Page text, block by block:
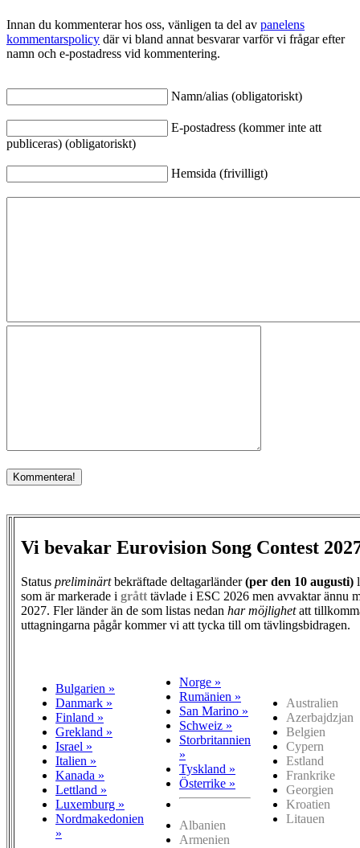
Innan du kommenterar hos oss, vänligen ta del av panelens
kommentarspolicy där vi bland annat besvarar varför vi frågar efter
namn och e-postadress vid kommentering.
Namn/alias (obligatoriskt)
E-postadress (kommer inte att
publiceras) (obligatoriskt)
Hemsida (frivilligt)
Vi bevakar Eurovision Song Contest
Status preliminärtbekräftade deltagarländer(per den 10 augusti)
som är markerade i grått tävlade i ESC 2026 men avvaktar ännu
2027. Fler länder än de som listas nedan har möjlighetatt
uttagningarna pågår kommer vi att tycka till om tävlingsbidragen.
Bulgarien »
Danmark »
Finland »
Grekland »
Israel »
Italien »
Kanada »
Lettland »
Luxemburg »
Nordmakedonien
»
Norge »
Rumänien »
San Marino »
Schweiz »
Storbritannien
»
Tyskland »
Österrike »
Albanien
Armenien
Australien
Azerbajdzjan
Belgien
Cypern
Estland
Frankrike
Georgien
Kroatien
Litauen